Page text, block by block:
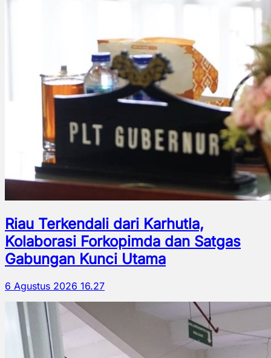
Riau Terkendali dari Karhutla,
Kolaborasi Forkopimda dan Satgas
Gabungan Kunci Utama
6 Agustus 2026 16.27